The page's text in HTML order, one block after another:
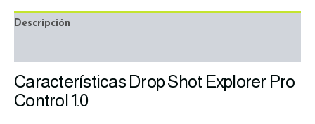
Descripción
Características Drop Shot Explorer Pro
Control 1.0